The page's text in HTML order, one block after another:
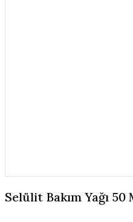
Selülit Bakım Yağı 50